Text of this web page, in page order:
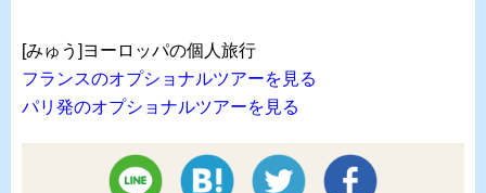
[みゅう]ヨーロッパの個人旅行
フランスのオプショナルツアーを見る
パリ発のオプショナルツアーを見る